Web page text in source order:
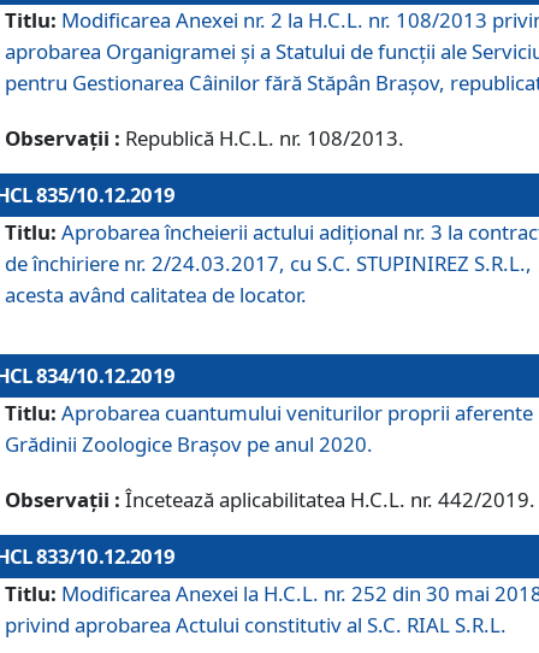
Titlu: Modificarea Anexei nr. 2 la H.C.L. nr. 108/2013
aprobarea Organigramei şi a Statului de funcții ale
pentru Gestionarea Câinilor fără Stăpân Brașov,
Observații : Republică H.C.L. nr. 108/2013.
835/10.12.2019
Titlu: Aprobarea încheierii actului adițional nr. 3 la
de închiriere nr. 2/24.03.2017, cu S.C. STUPINIREZ S.R.L.,
acesta având calitatea de locator.
834/10.12.2019
Titlu: Aprobarea cuantumului veniturilor proprii aferente
Grădinii Zoologice Braşov pe anul 2020.
Observații : Încetează aplicabilitatea H.C.L. nr. 442/2019.
833/10.12.2019
Titlu: Modificarea Anexei la H.C.L. nr. 252 din 30 mai
privind aprobarea Actului constitutiv al S.C. RIAL S.R.L.